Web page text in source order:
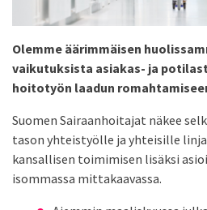
Olemme äärimmäisen
vaikutuksista asiakas- ja
hoitotyön laadun
Suomen Sairaanhoitajat näkee
tason yhteistyölle ja yhteisille
kansallisen toimimisen lisäksi
isommassa mittakaavassa.